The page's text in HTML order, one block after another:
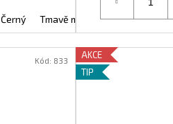
Černý Tmavě modrý Tmavě zelený
Kód: 833
AKCE
TIP